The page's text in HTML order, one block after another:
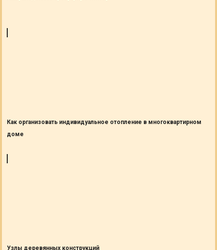
Как организовать индивидуальное отопление в многоквартирном
доме
Узлы деревянных конструкций